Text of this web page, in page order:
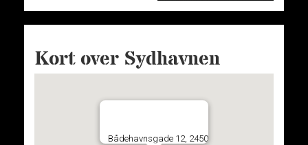
Kort over Sydhavnen
Bådehavnsgade 12, 2450